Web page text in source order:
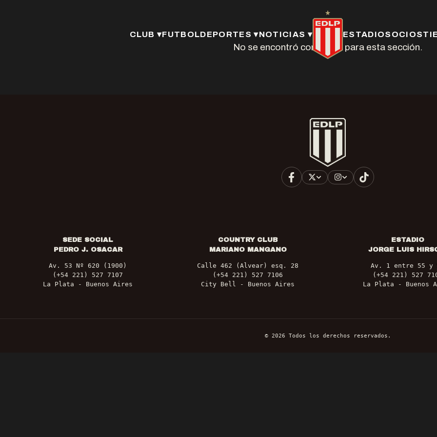
CLUB ▾FUTBOLDEPORTES ▾NOTICIAS ▾ ESTADIOSOCIOS
No se encontró contenido para esta sección.
SEDE SOCIAL
PEDRO J. OSACAR
Av. 53 Nº 620 (1900)
(+54 221) 527 7107
La Plata - Buenos Aires
COUNTRY CLUB
MARIANO MANGANO
Calle 462 (Alvear) esq. 28
(+54 221) 527 7106
City Bell - Buenos Aires
ESTADIO
JORGE LUIS
Av. 1 entre 55 y
(+54 221) 527
La Plata - Buenos
© 2026 Todos los derechos reservados.